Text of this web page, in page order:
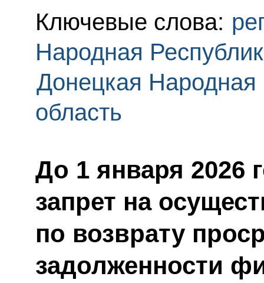
Ключевые слова:
Народная
Донецкая Народная
область
До 1 января 2026
запрет на
по возврату
задолженности